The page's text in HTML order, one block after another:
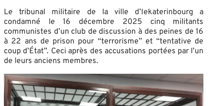
Le tribunal militaire de la ville d’Iekaterinbourg a
condamné le 16 décembre 2025 cinq militants
communistes d’un club de discussion à des peines de 16
à 22 ans de prison pour “terrorisme” et “tentative de
coup d’État”. Ceci après des accusations portées par l’un
de leurs anciens membres.